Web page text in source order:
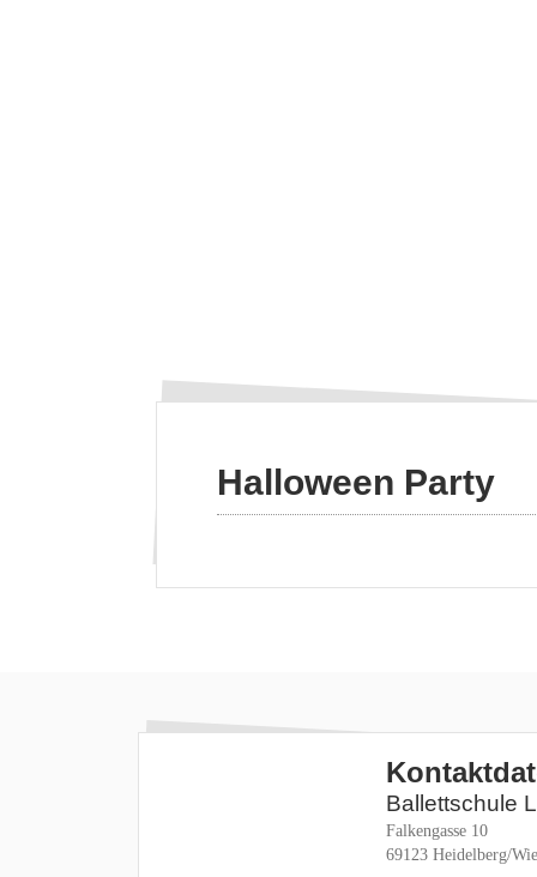
Halloween Party
Ballettschule
Falkengasse 10
69123 Heidelberg/